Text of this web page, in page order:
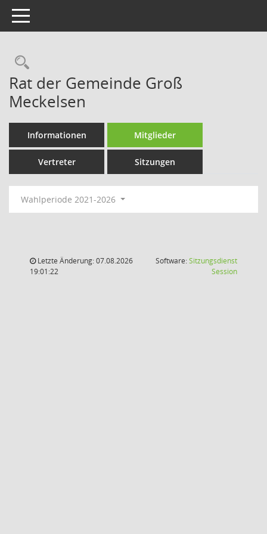
Toggle navigation
Rechercheauswahl
Rat der Gemeinde Groß
Meckelsen
Informationen Mitglieder
Vertreter Sitzungen
Wahlperiode 2021-2026
Letzte Änderung: 07.08.2026
19:01:22
Software:Sitzungsdienst
Session(Wird in